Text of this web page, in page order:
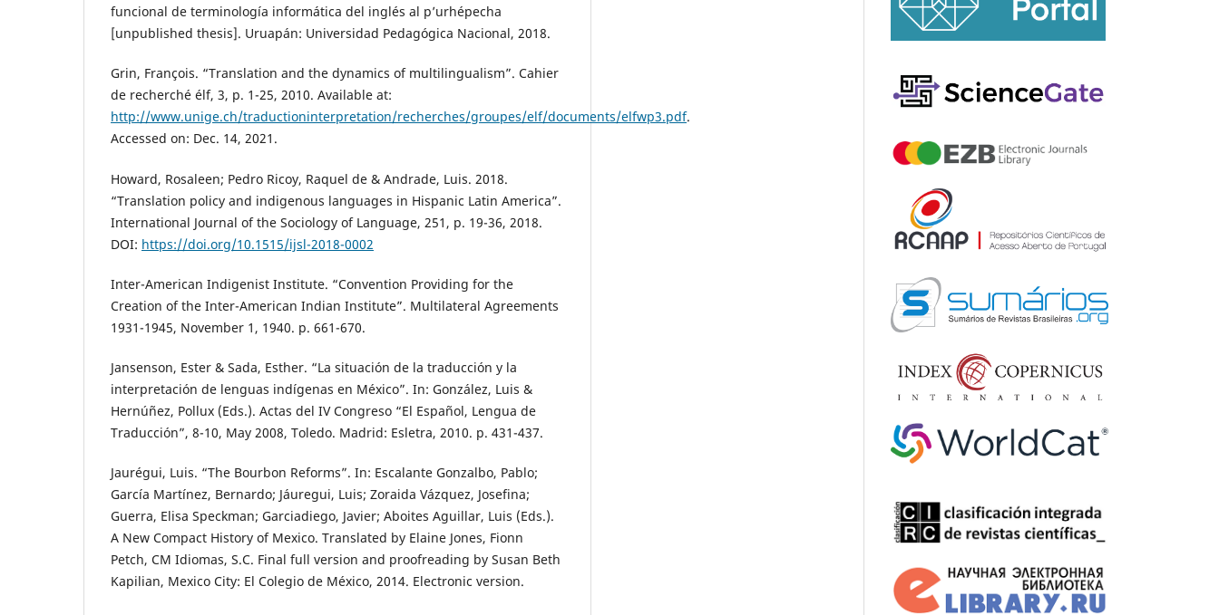
funcional de terminología informática del inglés al p’urhépecha
[unpublished thesis]. Uruapán: Universidad Pedagógica Nacional, 2018.
Grin, François. “Translation and the dynamics of multilingualism”. Cahier
de recherché élf, 3, p. 1-25, 2010. Available at:
http://www.unige.ch/traductioninterpretation/recherches/groupes/elf/documents/elfwp3.pdf.
Accessed on: Dec. 14, 2021.
Howard, Rosaleen; Pedro Ricoy, Raquel de & Andrade, Luis. 2018.
“Translation policy and indigenous languages in Hispanic Latin America”.
International Journal of the Sociology of Language, 251, p. 19-36, 2018.
DOI: https://doi.org/10.1515/ijsl-2018-0002
Inter-American Indigenist Institute. “Convention Providing for the
Creation of the Inter-American Indian Institute”. Multilateral Agreements
1931-1945, November 1, 1940. p. 661-670.
Jansenson, Ester & Sada, Esther. “La situación de la traducción y la
interpretación de lenguas indígenas en México”. In: González, Luis &
Hernúñez, Pollux (Eds.). Actas del IV Congreso “El Español, Lengua de
Traducción”, 8-10, May 2008, Toledo. Madrid: Esletra, 2010. p. 431-437.
Jaurégui, Luis. “The Bourbon Reforms”. In: Escalante Gonzalbo, Pablo;
García Martínez, Bernardo; Jáuregui, Luis; Zoraida Vázquez, Josefina;
Guerra, Elisa Speckman; Garciadiego, Javier; Aboites Aguillar, Luis (Eds.).
A New Compact History of Mexico. Translated by Elaine Jones, Fionn
Petch, CM Idiomas, S.C. Final full version and proofreading by Susan Beth
Kapilian, Mexico City: El Colegio de México, 2014. Electronic version.